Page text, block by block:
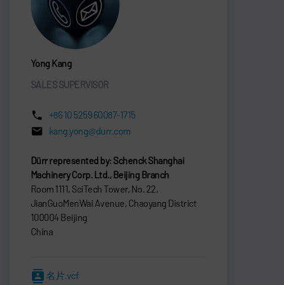
Yong Kang
SALES SUPERVISOR
+86 10 5259 60087-1715
kang.yong@durr.com
Dürr represented by: Schenck Shanghai
Machinery Corp. Ltd., Beijing Branch
Room 1111, SciTech Tower, No. 22,
JianGuoMenWai Avenue, Chaoyang District
100004 Beijing
China
名片.vcf